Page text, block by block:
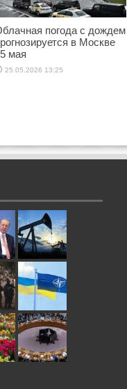
погода с дождем
в Москве
мая
25.05.2026 13:25